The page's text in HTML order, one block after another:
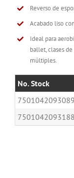
Reverso de
Acabado liso
Ideal para
ballet, clases de
múltiples.
No. Stock
7501042093089
7501042093188